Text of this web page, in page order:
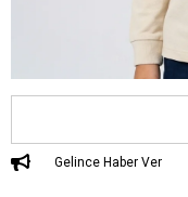
Gelince Haber Ver